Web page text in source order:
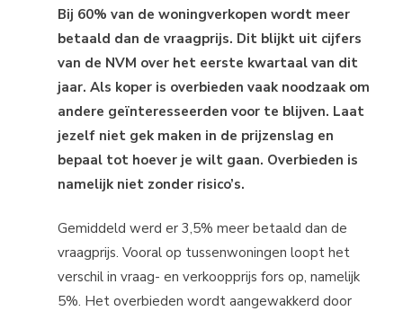
Bij 60% van de woningverkopen wordt meer
betaald dan de vraagprijs. Dit blijkt uit cijfers
van de NVM over het eerste kwartaal van dit
jaar. Als koper is overbieden vaak noodzaak om
andere geïnteresseerden voor te blijven. Laat
jezelf niet gek maken in de prijzenslag en
bepaal tot hoever je wilt gaan. Overbieden is
namelijk niet zonder risico’s.
Gemiddeld werd er 3,5% meer betaald dan de
vraagprijs. Vooral op tussenwoningen loopt het
verschil in vraag- en verkoopprijs fors op, namelijk
5%. Het overbieden wordt aangewakkerd door